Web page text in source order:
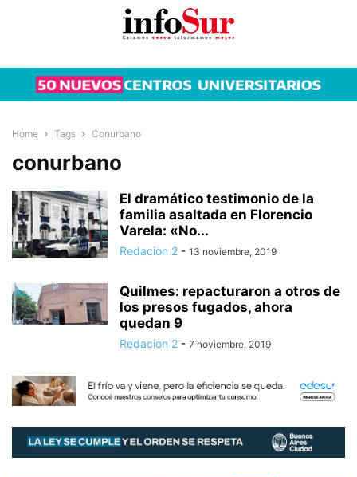
Home Tags Conurbano
conurbano
El dramático testimonio de la
familia asaltada en Florencio
Varela: «No...
Redacion 2 - 13 noviembre, 2019
Quilmes: repacturaron a otros de
los presos fugados, ahora
quedan 9
Redacion 2 - 7 noviembre, 2019